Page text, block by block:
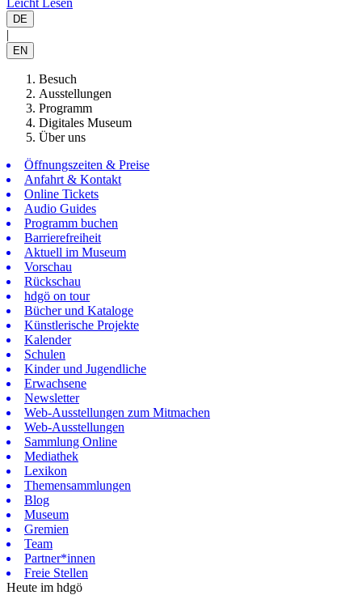
Leicht Lesen
DE
|
EN
Besuch
Ausstellungen
Programm
Digitales Museum
Über uns
Öffnungszeiten & Preise
Anfahrt & Kontakt
Online Tickets
Audio Guides
Programm buchen
Barrierefreiheit
Aktuell im Museum
Vorschau
Rückschau
hdgö on tour
Bücher und Kataloge
Künstlerische Projekte
Kalender
Schulen
Kinder und Jugendliche
Erwachsene
Newsletter
Web-Ausstellungen zum Mitmachen
Web-Ausstellungen
Sammlung Online
Mediathek
Lexikon
Themensammlungen
Blog
Museum
Gremien
Team
Partner*innen
Freie Stellen
Heute im hdgö